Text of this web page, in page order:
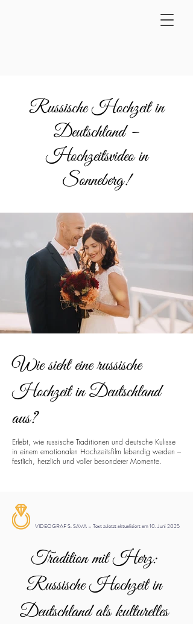
Russische Hochzeit in
Deutschland –
Hochzeitsvideo in
Sonneberg!
Wie sieht eine russische
Hochzeit in Deutschland
aus?
Erlebt, wie russische Traditionen und deutsche Kulisse
in einem emotionalen Hochzeitsfilm lebendig werden –
festlich, herzlich und voller besonderer Momente.
VIDEOGRAF S. SAVA – Text zuletzt aktualisiert am 10. Juni 2025
Tradition mit Herz:
Russische Hochzeit in
Deutschland als kulturelles